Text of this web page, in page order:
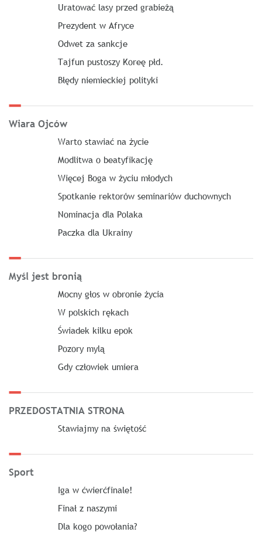
Uratować lasy przed grabieżą
Prezydent w Afryce
Odwet za sankcje
Tajfun pustoszy Koreę płd.
Błędy niemieckiej polityki
Wiara Ojców
Warto stawiać na życie
Modlitwa o beatyfikację
Więcej Boga w życiu młodych
Spotkanie rektorów seminariów duchownych
Nominacja dla Polaka
Paczka dla Ukrainy
Myśl jest bronią
Mocny głos w obronie życia
W polskich rękach
Świadek kilku epok
Pozory mylą
Gdy człowiek umiera
PRZEDOSTATNIA STRONA
Stawiajmy na świętość
Sport
Iga w ćwierćfinale!
Finał z naszymi
Dla kogo powołania?